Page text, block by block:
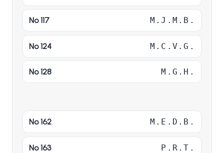
Nº 117 M.J.M.B.
Nº 124 M.C.V.G.
Nº 128 M.G.H.
Nº 162 M.E.D.B.
Nº 163 P.R.T.